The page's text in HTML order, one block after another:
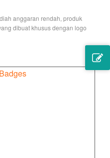
anggaran rendah, produk
dibuat khusus dengan logo